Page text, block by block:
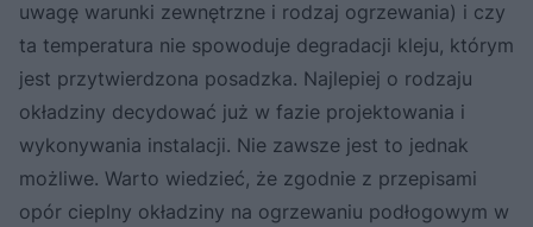
uwagę warunki zewnętrzne i rodzaj ogrzewania) i czy
ta temperatura nie spowoduje degradacji kleju, którym
jest przytwierdzona posadzka. Najlepiej o rodzaju
okładziny decydować już w fazie projektowania i
wykonywania instalacji. Nie zawsze jest to jednak
możliwe. Warto wiedzieć, że zgodnie z przepisami
opór cieplny okładziny na ogrzewaniu podłogowym w